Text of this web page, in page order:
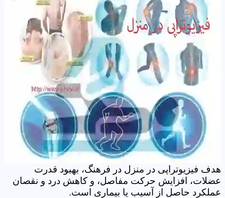
هدف فیزیوتراپی در منزل در فرهنگ، بهبود قدرت
عضلات، افزایش حرکت مفاصل، و کاهش درد و نقصان
عملکرد حاصل از آسیب یا بیماری است.